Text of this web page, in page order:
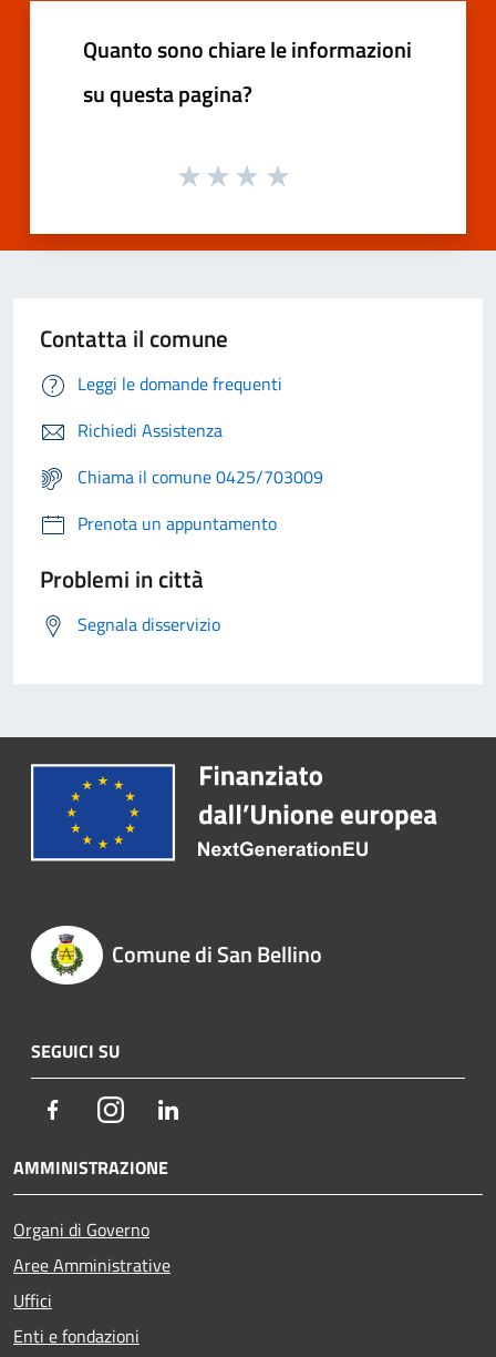
Quanto sono chiare le informazioni
su questa pagina?
Contatta il comune
Leggi le domande frequenti
Richiedi Assistenza
Chiama il comune 0425/703009
Prenota un appuntamento
Problemi in città
Segnala disservizio
Comune di San Bellino
SEGUICI SU
FacebookInstagram
AMMINISTRAZIONE
Organi di Governo
Aree Amministrative
Uffici
Enti e fondazioni